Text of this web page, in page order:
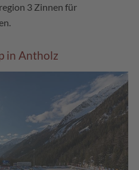
3 Zinnen für
in Antholz